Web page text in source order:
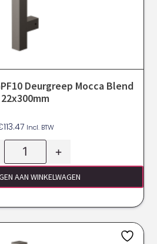
Deurgreep Mocca Blend
22x300mm
113.47 Incl. BTW
+
AAN WINKELWAGEN